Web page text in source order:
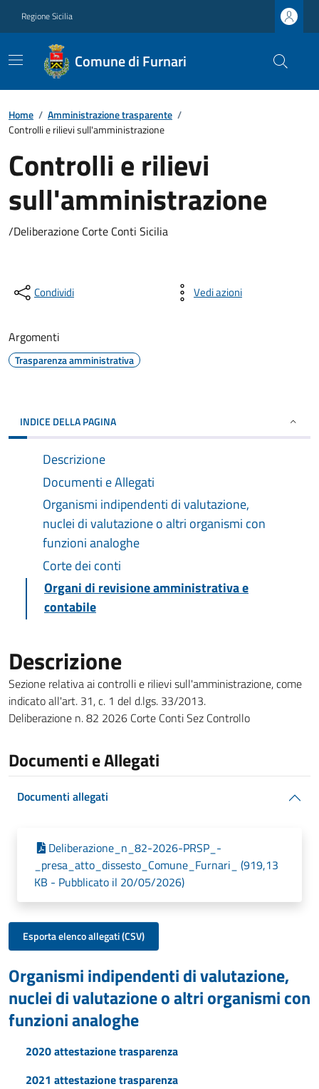
Regione Sicilia
Comune di Furnari
Home / Amministrazione trasparente /
Controlli e rilievi sull'amministrazione
Controlli e rilievi
sull'amministrazione
/Deliberazione Corte Conti Sicilia
Condividi Vedi azioni
Argomenti
Trasparenza amministrativa
INDICE DELLA PAGINA
Descrizione
Documenti e Allegati
Organismi indipendenti di valutazione,
nuclei di valutazione o altri organismi con
funzioni analoghe
Corte dei conti
Organi di revisione amministrativa e
contabile
Descrizione
Sezione relativa ai controlli e rilievi sull'amministrazione, come
indicato all'art. 31, c. 1 del d.lgs. 33/2013.
Deliberazione n. 82 2026 Corte Conti Sez Controllo
Documenti e Allegati
Documenti allegati
Deliberazione_n_82-2026-PRSP_-
_presa_atto_dissesto_Comune_Furnari_ (919,13
KB - Pubblicato il 20/05/2026)
Esporta elenco allegati (CSV)
Organismi indipendenti di valutazione,
nuclei di valutazione o altri organismi con
funzioni analoghe
2020 attestazione trasparenza
2021 attestazione trasparenza